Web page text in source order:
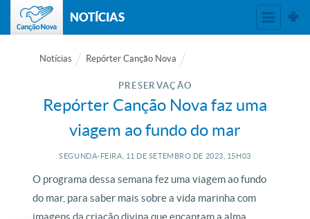
NOTÍCIAS
Notícias Repórter Canção Nova
PRESERVAÇÃO
Repórter Canção Nova faz uma
viagem ao fundo do mar
SEGUNDA-FEIRA, 11 DE SETEMBRO DE 2023, 15H03
O programa dessa semana fez uma viagem ao fundo
do mar, para saber mais sobre a vida marinha com
imagens da criação divina que encantam a alma.